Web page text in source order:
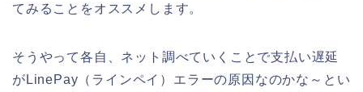
てみることをオススメします。
そうやって各自、ネット調べていくことで支払い遅延
がLinePay（ラインペイ）エラーの原因なのかな～とい